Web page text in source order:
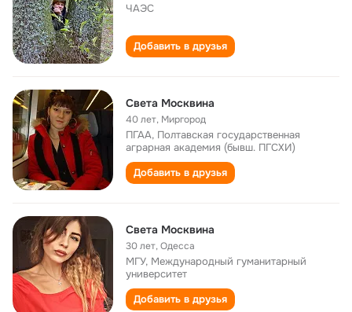
ЧАЭС
Добавить в друзья
Света Москвина
40 лет, Миргород
ПГАА, Полтавская государственная
аграрная академия (бывш. ПГСХИ)
Добавить в друзья
Света Москвина
30 лет,Одесса
МГУ, Международный гуманитарный
университет
Добавить в друзья